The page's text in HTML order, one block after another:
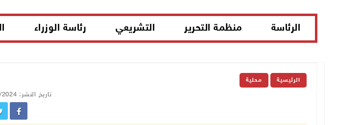
الرئاسة منظمة التحرير التشريعي رئاسة الوزراء
الرئيسية محلية
تاريخ النشر: 02/03/2024 06:26 ص